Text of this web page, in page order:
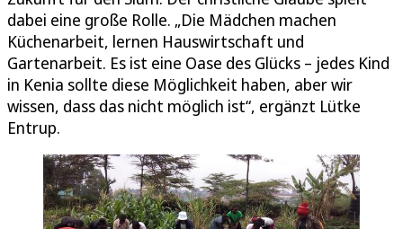
dabei eine große Rolle. „Die Mädchen machen
Küchenarbeit, lernen Hauswirtschaft und
Gartenarbeit. Es ist eine Oase des Glücks – jedes Kind
in Kenia sollte diese Möglichkeit haben, aber wir
wissen, dass das nicht möglich ist“, ergänzt Lütke
Entrup.